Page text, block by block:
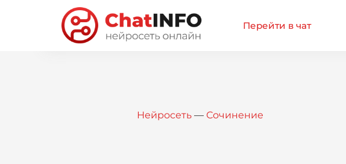
Перейти в чат
Нейросеть — Сочинение